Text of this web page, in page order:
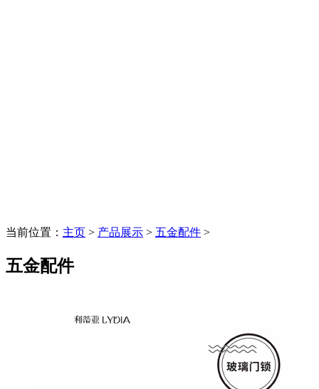
当前位置： 主页 > 产品展示 > 五金配件 >
五金配件